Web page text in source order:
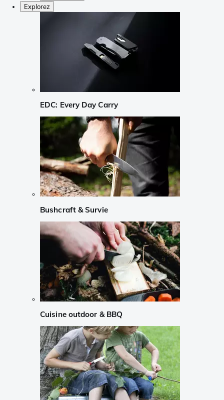
Explorez
EDC: Every Day Carry
Bushcraft & Survie
Cuisine outdoor & BBQ